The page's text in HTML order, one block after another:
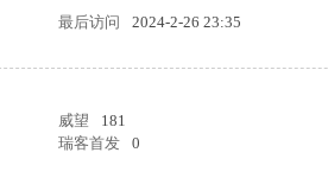
最后访问 2024-2-26 23:35
威望 181
瑞客首发 0